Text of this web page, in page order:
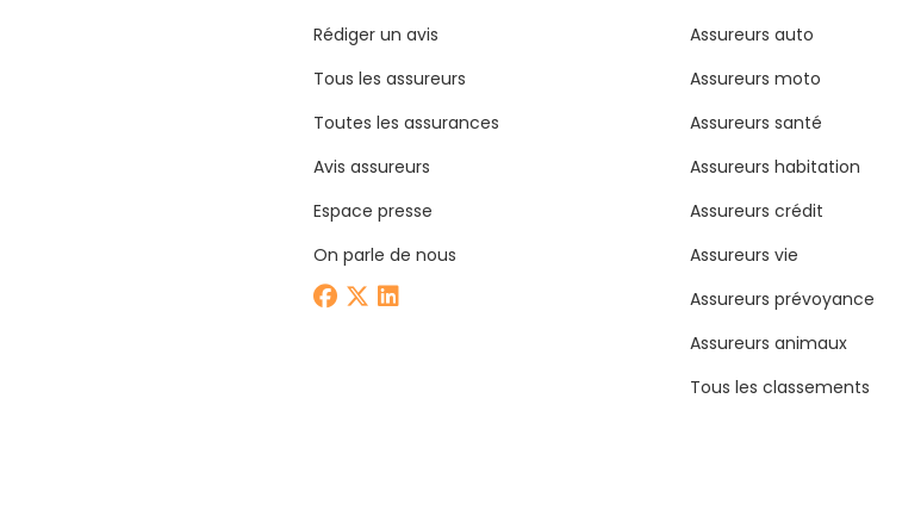
Rédiger un avis
Tous les assureurs
Toutes les assurances
Avis assureurs
Espace presse
On parle de nous
Assureurs auto
Assureurs moto
Assureurs santé
Assureurs habitation
Assureurs crédit
Assureurs vie
Assureurs prévoyance
Assureurs animaux
Tous les classements